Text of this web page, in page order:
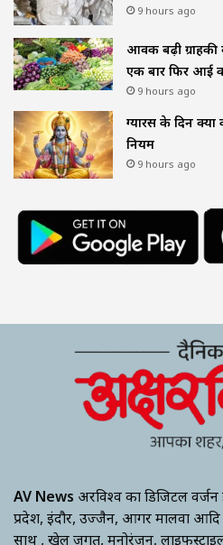
9 hours ago
आवक बढ़ी ग्राहकी
एक बार फिर आई
9 hours ago
ग्यारस के दिन
नियम
9 hours ago
AV News अक्षरविश्व का डिजिटल
प्रदेश, इंदौर, उज्जैन, आगर मालवा
साथ , खेल जगत, मनोरंजन,